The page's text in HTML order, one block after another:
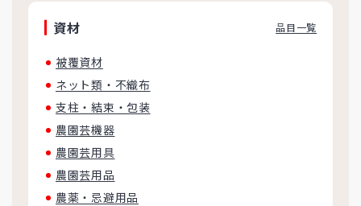
資材 品目一覧
被覆資材
ネット類・不織布
支柱・結束・包装
農園芸機器
農園芸用具
農園芸用品
農薬・忌避用品